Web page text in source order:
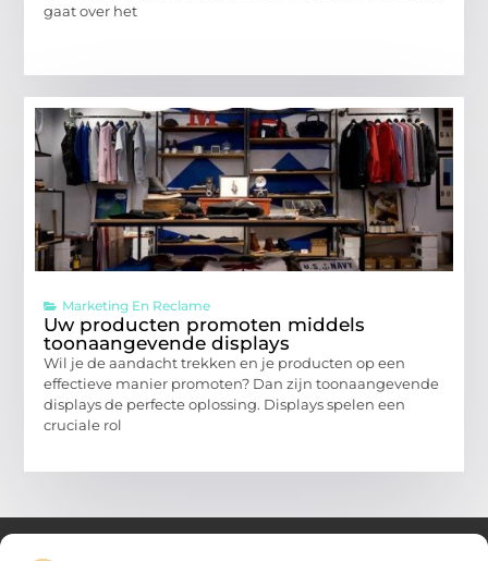
gaat over het
Marketing En Reclame
Uw producten promoten middels
toonaangevende displays
Wil je de aandacht trekken en je producten op een
effectieve manier promoten? Dan zijn toonaangevende
displays de perfecte oplossing. Displays spelen een
cruciale rol